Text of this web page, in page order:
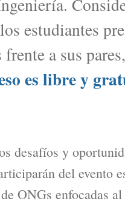
estudiantes
a sus
es libre y
desafíos y
del evento
ONGs enfocadas